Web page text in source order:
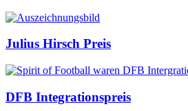
Auszeichnungen
Julius Hirsch Preis
DFB Integrationspreis